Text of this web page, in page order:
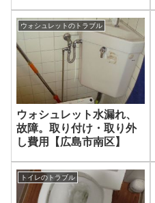
ウォシュレットのトラブル
ウォシュレット水漏れ、
故障。取り付け・取り外
し費用【広島市南区】
トイレのトラブル